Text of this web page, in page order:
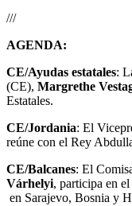
///
AGENDA:
CE/Ayudas estatales:
(CE), Margrethe
Estatales.
CE/Jordania: El
reúne con el Rey
CE/Balcanes: El
Várhelyi, participa en
en Sarajevo, Bosnia y